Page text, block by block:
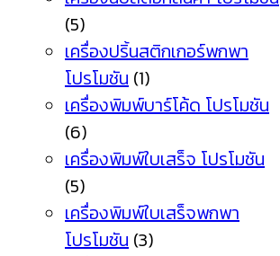
(5)
เครื่องปริ้นสติกเกอร์พกพา
โปรโมชัน (1)
เครื่องพิมพ์บาร์โค้ด โปรโมชัน
(6)
เครื่องพิมพ์ใบเสร็จ โปรโมชัน
(5)
เครื่องพิมพ์ใบเสร็จพกพา
โปรโมชัน (3)